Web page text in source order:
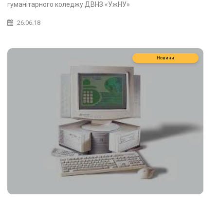
гуманітарного коледжу ДВНЗ «УжНУ»
26.06.18
Новини